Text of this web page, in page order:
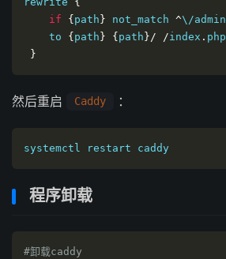
if
{ path } not_match ^\/admin
    to
{ path } { path }/ /index . php
}
然后重启 Caddy ：
systemctl restart caddy
程序卸载
#卸载caddy